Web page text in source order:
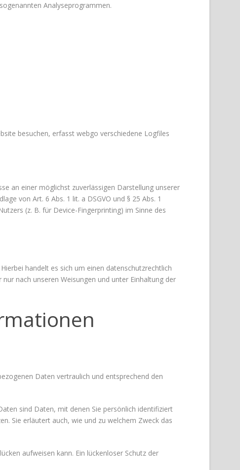
Analyseprogrammen.
besuchen, erfasst webgo verschiedene Logfiles
an einer möglichst zuverlässigen Darstellung unserer
von Art. 6 Abs. 1 lit. a DSGVO und § 25 Abs. 1
(z. B. für Device-Fingerprinting) im Sinne des
handelt es sich um einen datenschutzrechtlich
nach unseren Weisungen und unter Einhaltung der
Daten vertraulich und entsprechend den
sind Daten, mit denen Sie persönlich identifiziert
Sie erläutert auch, wie und zu welchem Zweck das
aufweisen kann. Ein lückenloser Schutz der